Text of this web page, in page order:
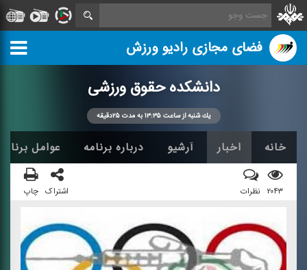
فضای مجازی رادیو ورزش
دانشكده حقوق ورزشی
یك شنبه از ساعت ۱۳:۳۵ به مدت ۲۵دقیقه
خانه اخبار آرشیو درباره برنامه عوامل برنامه
۲۰۴۳ نظرات اشتراک چاپ